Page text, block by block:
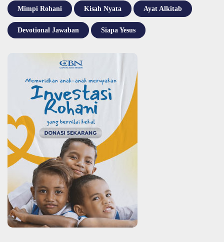
Mimpi Rohani Kisah Nyata Ayat Alkitab
Devotional Jawaban Siapa Yesus